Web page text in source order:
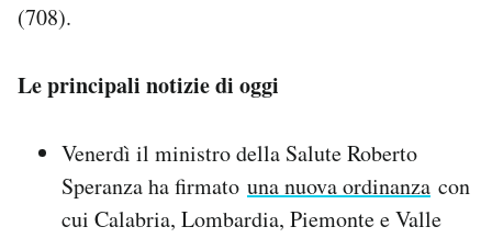
(708).
Le principali notizie di oggi
Venerdì il ministro della Salute Roberto
Speranza ha firmato una nuova ordinanza con
cui Calabria, Lombardia, Piemonte e Valle